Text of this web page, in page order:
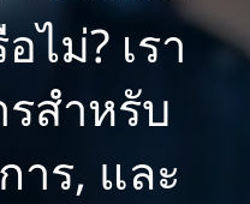
ไม่? เรา
สำหรับ
าร, และ